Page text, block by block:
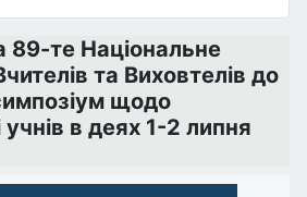
89-те Національне
та Виховтелів до
щодо
в деях 1-2 липня